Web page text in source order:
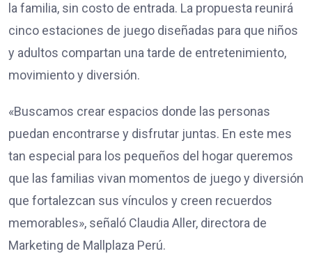
la familia, sin costo de entrada. La propuesta reunirá
cinco estaciones de juego diseñadas para que niños
y adultos compartan una tarde de entretenimiento,
movimiento y diversión.
«Buscamos crear espacios donde las personas
puedan encontrarse y disfrutar juntas. En este mes
tan especial para los pequeños del hogar queremos
que las familias vivan momentos de juego y diversión
que fortalezcan sus vínculos y creen recuerdos
memorables», señaló Claudia Aller, directora de
Marketing de Mallplaza Perú.